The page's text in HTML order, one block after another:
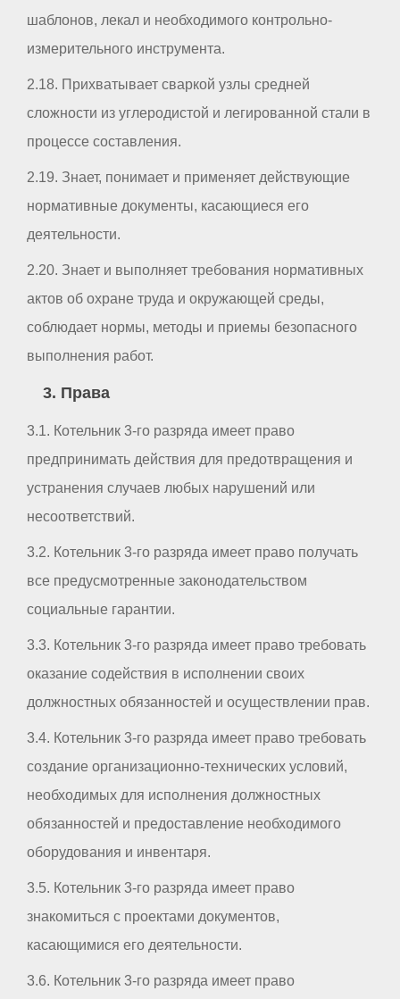
шаблонов, лекал и необходимого контрольно-
измерительного инструмента.
2.18. Прихватывает сваркой узлы средней
сложности из углеродистой и легированной стали в
процессе составления.
2.19. Знает, понимает и применяет действующие
нормативные документы, касающиеся его
деятельности.
2.20. Знает и выполняет требования нормативных
актов об охране труда и окружающей среды,
соблюдает нормы, методы и приемы безопасного
выполнения работ.
3. Права
3.1. Котельник 3-го разряда имеет право
предпринимать действия для предотвращения и
устранения случаев любых нарушений или
несоответствий.
3.2. Котельник 3-го разряда имеет право получать
все предусмотренные законодательством
социальные гарантии.
3.3. Котельник 3-го разряда имеет право требовать
оказание содействия в исполнении своих
должностных обязанностей и осуществлении прав.
3.4. Котельник 3-го разряда имеет право требовать
создание организационно-технических условий,
необходимых для исполнения должностных
обязанностей и предоставление необходимого
оборудования и инвентаря.
3.5. Котельник 3-го разряда имеет право
знакомиться с проектами документов,
касающимися его деятельности.
3.6. Котельник 3-го разряда имеет право